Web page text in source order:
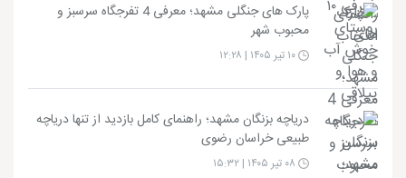
پارک های جنگلی مشهد؛ معرفی 4 تفرجگاه سرسبز و
محبوب شهر
دریاچه بزنگان مشهد؛ راهنمای کامل بازدید از تنها دریاچه
طبیعی خراسان رضوی